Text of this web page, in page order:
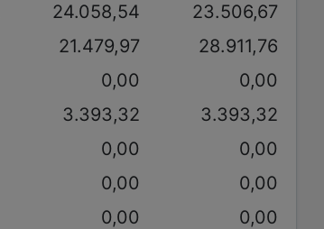
24.058,54
23.506,67
21.479,97
28.911,76
0,00
0,00
3.393,32
3.393,32
0,00
0,00
0,00
0,00
0,00 0,00